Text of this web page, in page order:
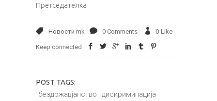
Претседателка
Новости mk 0 Comments 0 Like
Keep connected
POST TAGS:
бездржавјанство дискриминација